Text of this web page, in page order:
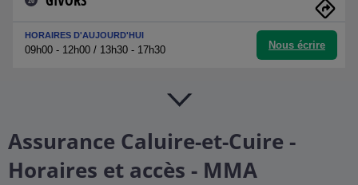
HORAIRES D'AUJOURD'HUI
09h00 - 12h00 / 13h30 - 17h30 Nous écrire
Assurance Caluire-et-Cuire -
Horaires et accès - MMA